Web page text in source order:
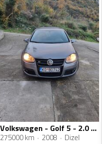
Volkswagen - Golf 5 - 2.0 TDI
275000 km 2008 Dizel